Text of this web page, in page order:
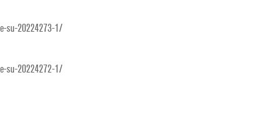
su-20224273-1/
su-20224272-1/